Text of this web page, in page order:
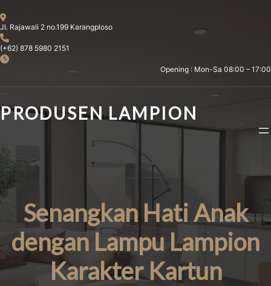
to
content
Jl. Rajawali 2 no.199 Karangploso
(+62) 878 5980 2151
Opening : Mon-Sa 08:00 – 17:00
PRODUSEN LAMPION
Senangkan Hati Anak
dengan Lampu Lampion
Karakter Kartun